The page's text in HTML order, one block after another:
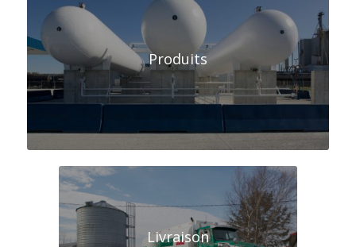
Produits
Livraison